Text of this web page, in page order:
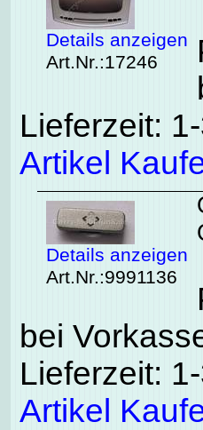
Details anzeigen
Art.Nr.:17246
Lieferzeit:
Artikel
Details anzeigen
Art.Nr.:9991136
bei
Lieferzeit:
Artikel